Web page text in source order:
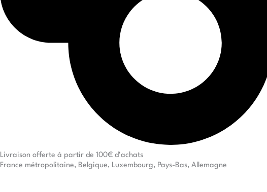
Livraison offerte à partir de 100€ d'achats
France métropolitaine, Belgique, Luxembourg, Pays-Bas, Allemagne